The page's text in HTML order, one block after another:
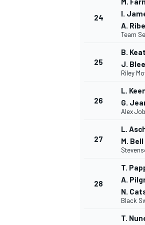
24
I.
A.
Team
25
B.
J.
Riley
26
L.
G.
Alex
27
L.
M. Bell
28
T.
A.
N.
Black
T.